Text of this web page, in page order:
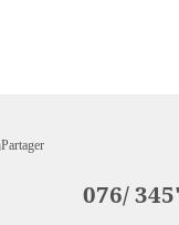
Partager
076/